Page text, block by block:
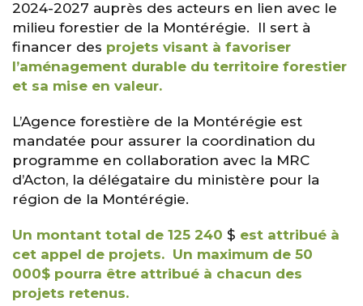
2024-2027 auprès des acteurs en lien avec le
milieu forestier de la Montérégie. Il sert à
financer des projets visant à favoriser
l’aménagement durable du territoire forestier
et sa mise en valeur.
L’Agence forestière de la Montérégie est
mandatée pour assurer la coordination du
programme en collaboration avec la MRC
d’Acton, la délégataire du ministère pour la
région de la Montérégie.
Un montant total de 125 240 $ est attribué à
cet appel de projets. Un maximum de 50
000$ pourra être attribué à chacun des
projets retenus.